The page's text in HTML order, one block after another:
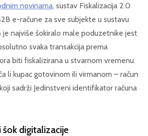
novinama, sustav Fiskalizacija 2.0
e-račune za sve subjekte u sustavu
je najviše šokiralo male poduzetnike jest
svaka transakcija prema
biti fiskalizirana u stvarnom vremenu.
li kupac gotovinom ili virmanom – račun
sadrži Jedinstveni identifikator računa
digitalizacije